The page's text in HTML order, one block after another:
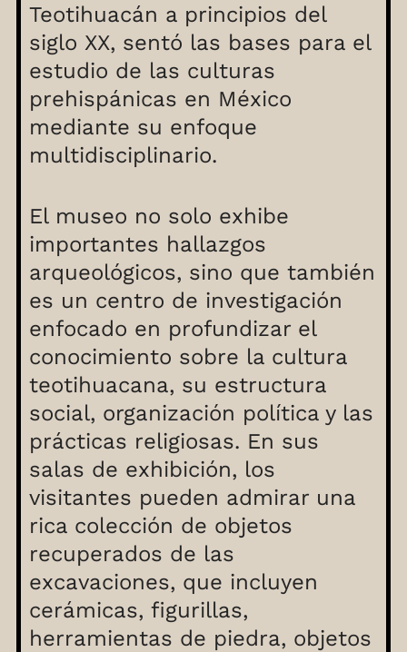
Teotihuacán a principios del
siglo XX, sentó las bases para el
estudio de las culturas
prehispánicas en México
mediante su enfoque
multidisciplinario.
El museo no solo exhibe
importantes hallazgos
arqueológicos, sino que también
es un centro de investigación
enfocado en profundizar el
conocimiento sobre la cultura
teotihuacana, su estructura
social, organización política y las
prácticas religiosas. En sus
salas de exhibición, los
visitantes pueden admirar una
rica colección de objetos
recuperados de las
excavaciones, que incluyen
cerámicas, figurillas,
herramientas de piedra, objetos